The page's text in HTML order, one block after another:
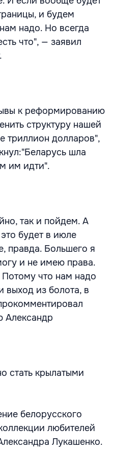
и будем
надо. Но всегда
что", — заявил
к реформированию
структуру нашей
триллион долларов",
шла
им идти".
так и пойдем. А
будет в июле
правда. Большего я
и не имею права.
что нам надо
выход из болота, в
Александр
стать крылатыми
белорусского
любителей
Лукашенко.